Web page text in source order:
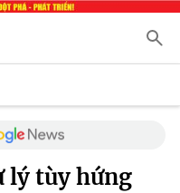
lý tùy hứng